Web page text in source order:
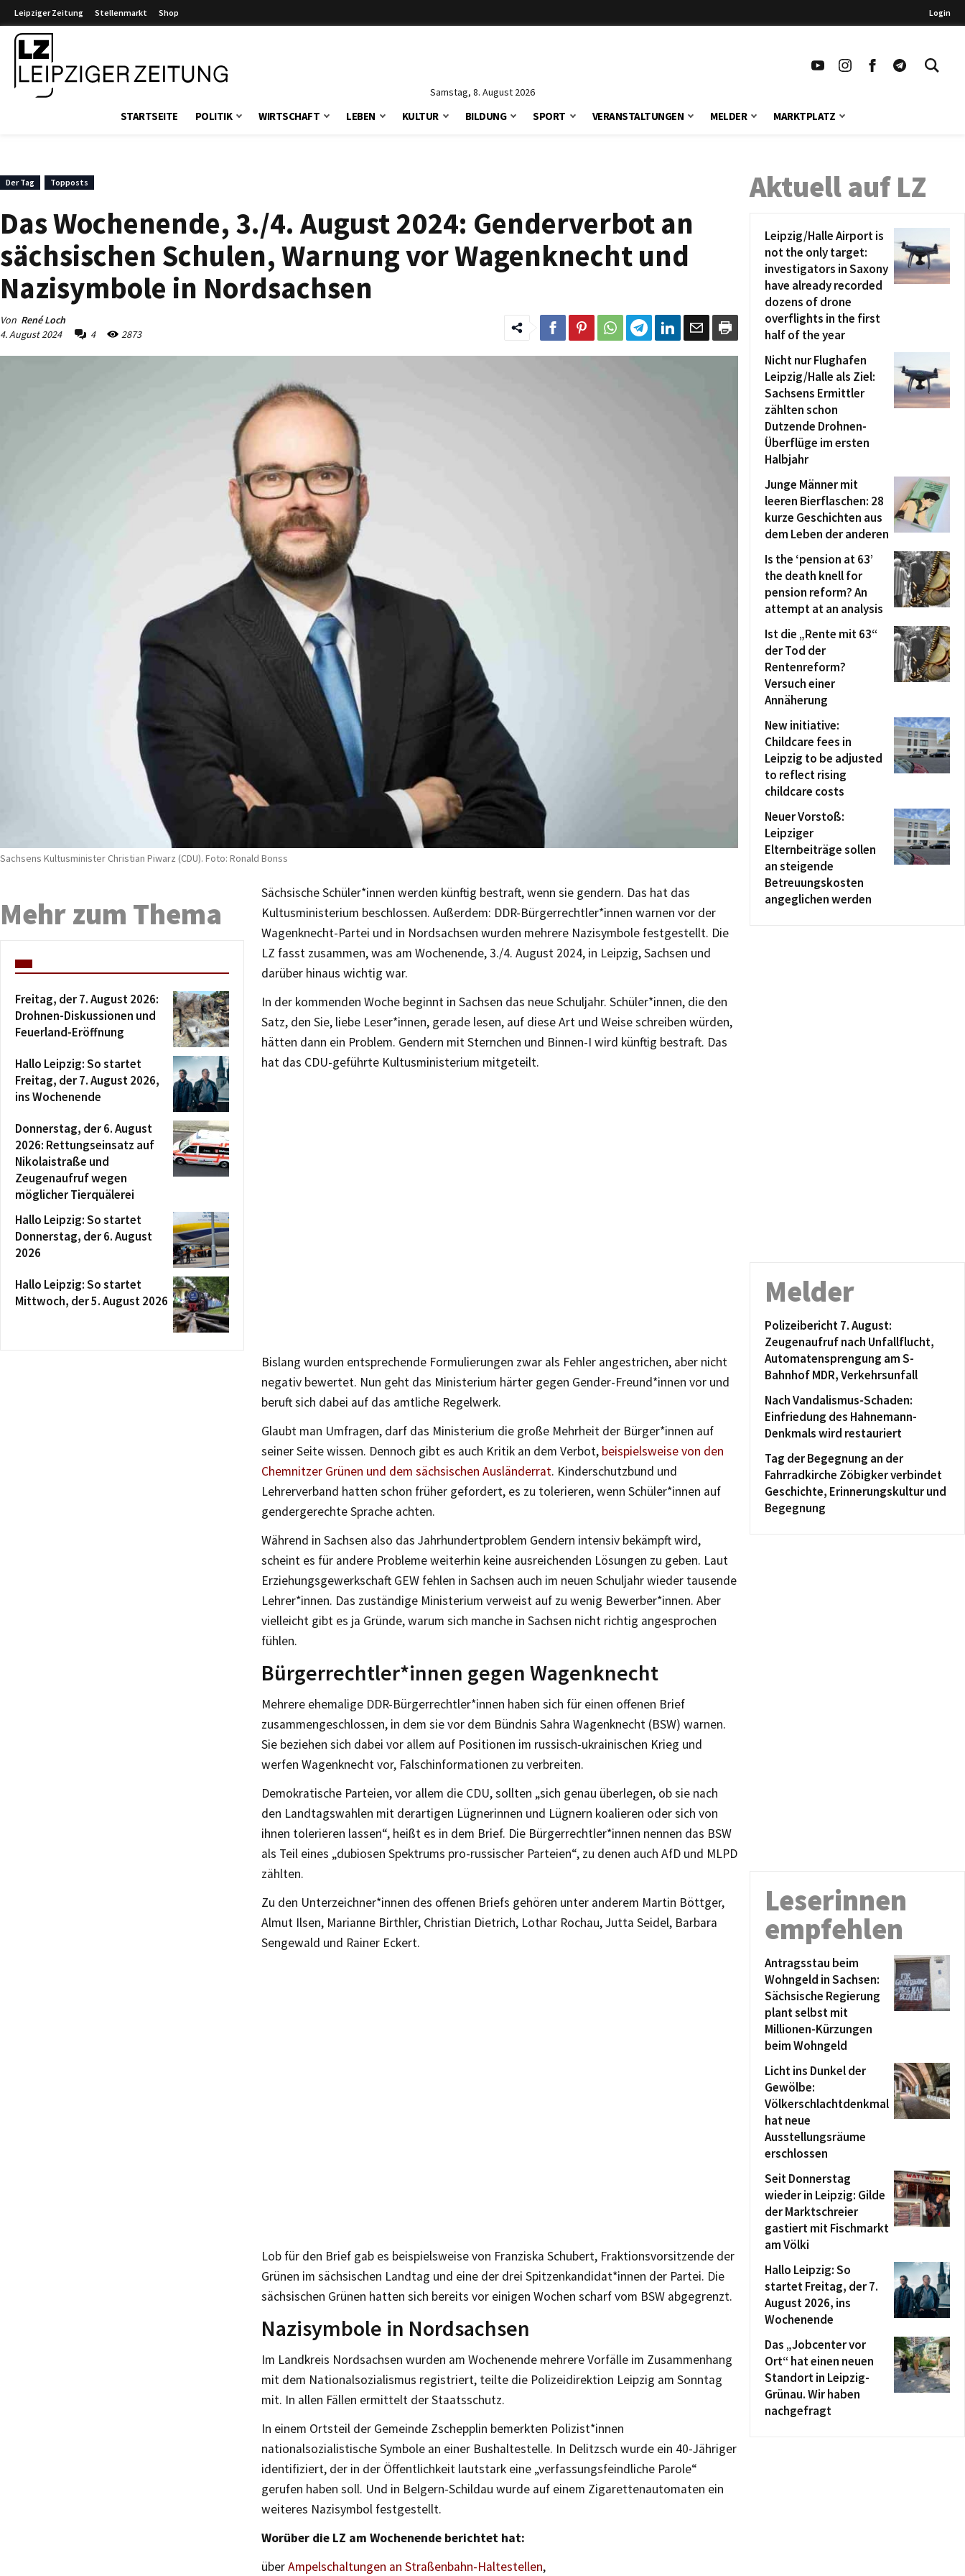
Leipziger Zeitung Stellenmarkt Shop Login
Samstag, 8. August 2026
STARTSEITE POLITIK WIRTSCHAFT LEBEN KULTUR BILDUNG SPORT VERANSTALTUNGEN MELDER MARKTPLATZ
Der Tag Topposts
Das Wochenende, 3./4. August 2024: Genderverbot an
sächsischen Schulen, Warnung vor Wagenknecht und
Nazisymbole in Nordsachsen
Von René Loch
4. August 2024
4 2873
Sachsens Kultusminister Christian Piwarz (CDU). Foto: Ronald Bonss
Sächsische Schüler*innen werden künftig bestraft, wenn sie gendern. Das hat das
Kultusministerium beschlossen. Außerdem: DDR-Bürgerrechtler*innen warnen vor der
Wagenknecht-Partei und in Nordsachsen wurden mehrere Nazisymbole festgestellt. Die
LZ fasst zusammen, was am Wochenende, 3./4. August 2024, in Leipzig, Sachsen und
darüber hinaus wichtig war.
In der kommenden Woche beginnt in Sachsen das neue Schuljahr. Schüler*innen, die den
Satz, den Sie, liebe Leser*innen, gerade lesen, auf diese Art und Weise schreiben würden,
hätten dann ein Problem. Gendern mit Sternchen und Binnen-I wird künftig bestraft. Das
hat das CDU-geführte Kultusministerium mitgeteilt.
Bislang wurden entsprechende Formulierungen zwar als Fehler angestrichen, aber nicht
negativ bewertet. Nun geht das Ministerium härter gegen Gender-Freund*innen vor und
beruft sich dabei auf das amtliche Regelwerk.
Glaubt man Umfragen, darf das Ministerium die große Mehrheit der Bürger*innen auf
seiner Seite wissen. Dennoch gibt es auch Kritik an dem Verbot, beispielsweise von den
Chemnitzer Grünen und dem sächsischen Ausländerrat. Kinderschutzbund und
Lehrerverband hatten schon früher gefordert, es zu tolerieren, wenn Schüler*innen auf
gendergerechte Sprache achten.
Während in Sachsen also das Jahrhundertproblem Gendern intensiv bekämpft wird,
scheint es für andere Probleme weiterhin keine ausreichenden Lösungen zu geben. Laut
Erziehungsgewerkschaft GEW fehlen in Sachsen auch im neuen Schuljahr wieder tausende
Lehrer*innen. Das zuständige Ministerium verweist auf zu wenig Bewerber*innen. Aber
vielleicht gibt es ja Gründe, warum sich manche in Sachsen nicht richtig angesprochen
fühlen.
Bürgerrechtler*innen gegen Wagenknecht
Mehrere ehemalige DDR-Bürgerrechtler*innen haben sich für einen offenen Brief
zusammengeschlossen, in dem sie vor dem Bündnis Sahra Wagenknecht (BSW) warnen.
Sie beziehen sich dabei vor allem auf Positionen im russisch-ukrainischen Krieg und
werfen Wagenknecht vor, Falschinformationen zu verbreiten.
Demokratische Parteien, vor allem die CDU, sollten „sich genau überlegen, ob sie nach
den Landtagswahlen mit derartigen Lügnerinnen und Lügnern koalieren oder sich von
ihnen tolerieren lassen“, heißt es in dem Brief. Die Bürgerrechtler*innen nennen das BSW
als Teil eines „dubiosen Spektrums pro-russischer Parteien“, zu denen auch AfD und MLPD
zählten.
Zu den Unterzeichner*innen des offenen Briefs gehören unter anderem Martin Böttger,
Almut Ilsen, Marianne Birthler, Christian Dietrich, Lothar Rochau, Jutta Seidel, Barbara
Sengewald und Rainer Eckert.
Lob für den Brief gab es beispielsweise von Franziska Schubert, Fraktionsvorsitzende der
Grünen im sächsischen Landtag und eine der drei Spitzenkandidat*innen der Partei. Die
sächsischen Grünen hatten sich bereits vor einigen Wochen scharf vom BSW abgegrenzt.
Nazisymbole in Nordsachsen
Im Landkreis Nordsachsen wurden am Wochenende mehrere Vorfälle im Zusammenhang
mit dem Nationalsozialismus registriert, teilte die Polizeidirektion Leipzig am Sonntag
mit. In allen Fällen ermittelt der Staatsschutz.
In einem Ortsteil der Gemeinde Zschepplin bemerkten Polizist*innen
nationalsozialistische Symbole an einer Bushaltestelle. In Delitzsch wurde ein 40-Jähriger
identifiziert, der in der Öffentlichkeit lautstark eine „verfassungsfeindliche Parole“
gerufen haben soll. Und in Belgern-Schildau wurde auf einem Zigarettenautomaten ein
weiteres Nazisymbol festgestellt.
Worüber die LZ am Wochenende berichtet hat:
überAmpelschaltungen an Straßenbahn-Haltestellen,
Mehr zum Thema
Freitag, der 7. August 2026:
Drohnen-Diskussionen und
Feuerland-Eröffnung
Hallo Leipzig: So startet
Freitag, der 7. August 2026,
ins Wochenende
Donnerstag, der 6. August
2026: Rettungseinsatz auf
Nikolaistraße und
Zeugenaufruf wegen
möglicher Tierquälerei
Hallo Leipzig: So startet
Donnerstag, der 6. August
2026
Hallo Leipzig: So startet
Mittwoch, der 5. August 2026
Aktuell auf LZ
Leipzig/Halle Airport is
not the only target:
investigators in Saxony
have already recorded
dozens of drone
overflights in the first
half of the year
Nicht nur Flughafen
Leipzig/Halle als Ziel:
Sachsens Ermittler
zählten schon
Dutzende Drohnen-
Überflüge im ersten
Halbjahr
Junge Männer mit
leeren Bierflaschen: 28
kurze Geschichten aus
dem Leben der anderen
Is the ‘pension at 63’
the death knell for
pension reform? An
attempt at an analysis
Ist die „Rente mit 63“
der Tod der
Rentenreform?
Versuch einer
Annäherung
New initiative:
Childcare fees in
Leipzig to be adjusted
to reflect rising
childcare costs
Neuer Vorstoß:
Leipziger
Elternbeiträge sollen
an steigende
Betreuungskosten
angeglichen werden
Melder
Polizeibericht 7. August:
Zeugenaufruf nach Unfallflucht,
Automatensprengung am S-
Bahnhof MDR, Verkehrsunfall
Nach Vandalismus-Schaden:
Einfriedung des Hahnemann-
Denkmals wird restauriert
Tag der Begegnung an der
Fahrradkirche Zöbigker verbindet
Geschichte, Erinnerungskultur und
Begegnung
Leserinnen
empfehlen
Antragsstau beim
Wohngeld in Sachsen:
Sächsische Regierung
plant selbst mit
Millionen-Kürzungen
beim Wohngeld
Licht ins Dunkel der
Gewölbe:
Völkerschlachtdenkmal
hat neue
Ausstellungsräume
erschlossen
Seit Donnerstag
wieder in Leipzig: Gilde
der Marktschreier
gastiert mit Fischmarkt
am Völki
Hallo Leipzig: So
startet Freitag, der 7.
August 2026, ins
Wochenende
Das „Jobcenter vor
Ort“ hat einen neuen
Standort in Leipzig-
Grünau. Wir haben
nachgefragt